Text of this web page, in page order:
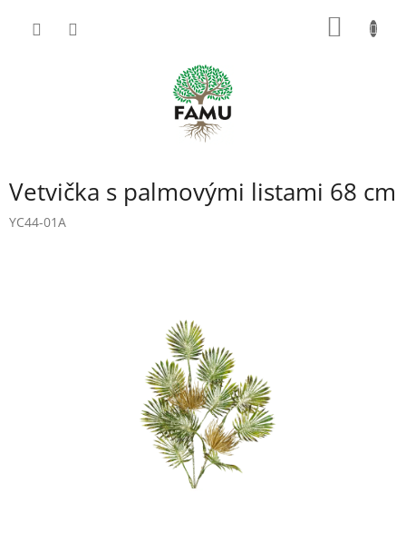
Vetvička s palmovými listami 68 cm
YC44-01A